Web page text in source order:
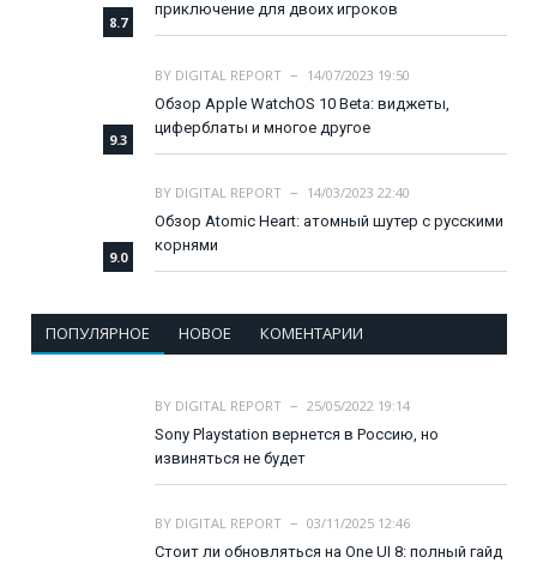
8.7
приключение для двоих игроков
9.3
BY DIGITAL REPORT
14/07/2023 19:50
Обзор Apple WatchOS 10 Beta: виджеты,
циферблаты и многое другое
9.0
BY DIGITAL REPORT
14/03/2023 22:40
Обзор Atomic Heart: атомный шутер с русскими
корнями
ПОПУЛЯРНОЕ НОВОЕ КОМЕНТАРИИ
BY DIGITAL REPORT
25/05/2022 19:14
Sony Playstation вернется в Россию, но
извиняться не будет
BY DIGITAL REPORT
03/11/2025 12:46
Стоит ли обновляться на One UI 8: полный гайд